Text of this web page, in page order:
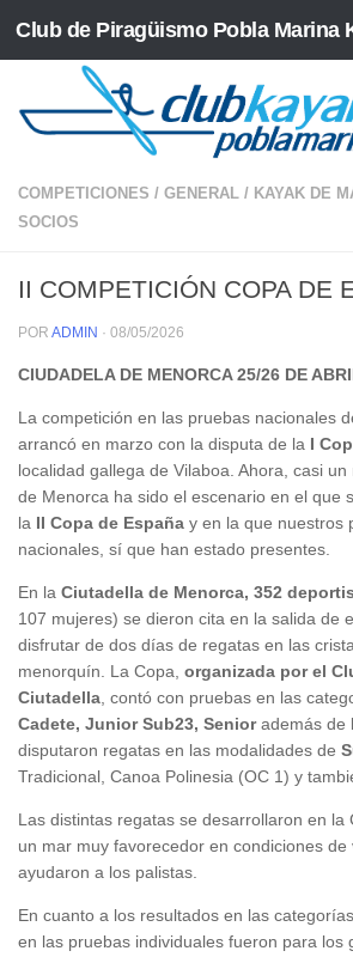
Saltar al contenido
COMPETICIONES / GENERAL / KAYAK DE
SOCIOS
II COMPETICIÓN COPA DE
POR ADMIN · 08/05/2026
CIUDADELA DE MENORCA 25/26 DE
La competición en las pruebas nacionales
arrancó en marzo con la disputa de la I
localidad gallega de Vilaboa. Ahora, casi
de Menorca ha sido el escenario en el que
la II Copa de España y en la que nuestros
nacionales, sí que han estado presentes.
En la Ciutadella de Menorca, 352
107 mujeres) se dieron cita en la salida de
disfrutar de dos días de regatas en las
menorquín. La Copa, organizada por el
Ciutadella , contó con pruebas en las
Cadete, Junior Sub23, Seniorademás de
disputaron regatas en las modalidades de
Tradicional, Canoa Polinesia (OC 1) y
Las distintas regatas se desarrollaron en la
un mar muy favorecedor en condiciones de
ayudaron a los palistas.
En cuanto a los resultados en las categorías
en las pruebas individuales fueron para los